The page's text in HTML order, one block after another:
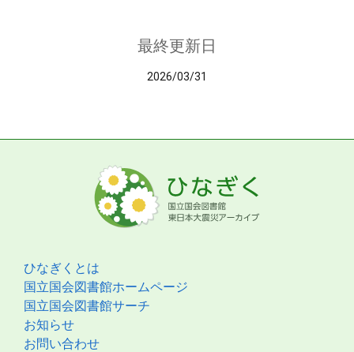
最終更新日
2026/03/31
ひなぎくとは
国立国会図書館ホームページ
国立国会図書館サーチ
お知らせ
お問い合わせ